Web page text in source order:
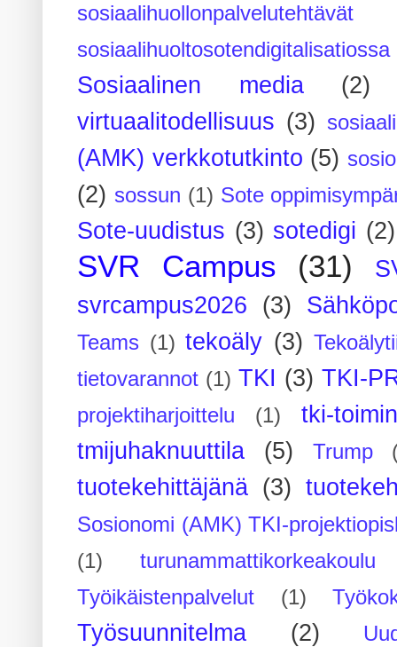
sosiaalihuollonpalvelutehtävät
sosiaalihuoltosotendigitalisatiossa
Sosiaalinen media
(2)
virtuaalitodellisuus (3)
(AMK) verkkotutkinto (5)
(2) sossun (1) Sote
Sote-uudistus (3) sotedigi (2)
SVR Campus (31)
svrcampus2026
(3)
Teams (1) tekoäly (3)
tietovarannot (1) TKI (3) TKI-
projektiharjoittelu (1)
tki-
tmijuhaknuuttila
(5) Trump
tuotekehittäjänä (3)
Sosionomi (AMK) TKI-
(1)
turunammattikorkeakoulu
Työikäistenpalvelut
(1)
Työsuunnitelma (2)